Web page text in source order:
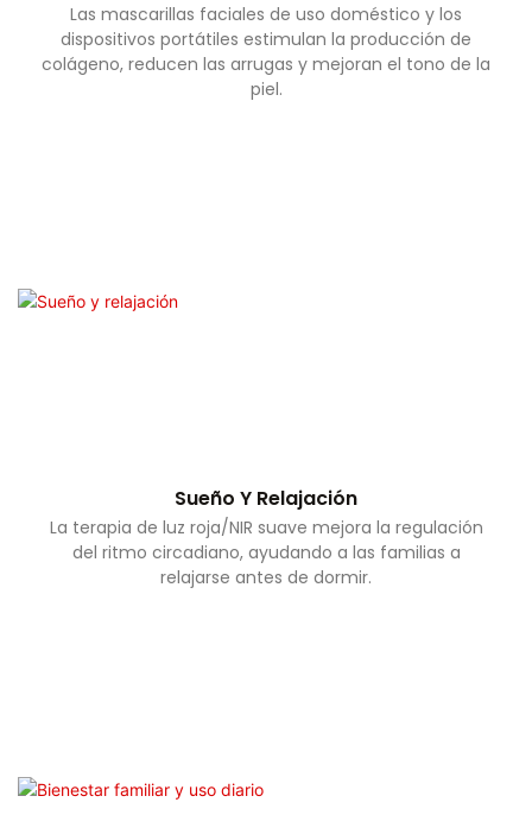
Las mascarillas faciales de uso doméstico y los
dispositivos portátiles estimulan la producción de
colágeno, reducen las arrugas y mejoran el tono de la
piel.
Sueño Y Relajación
La terapia de luz roja/NIR suave mejora la regulación
del ritmo circadiano, ayudando a las familias a
relajarse antes de dormir.